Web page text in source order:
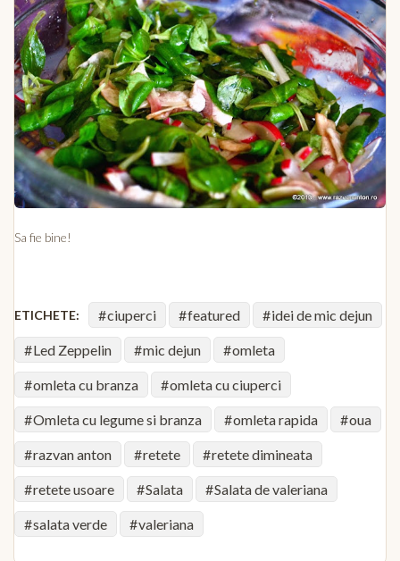
Sa fie bine!
ETICHETE: ciuperci featured idei de mic dejun
Led Zeppelin mic dejun omleta
omleta cu branza omleta cu ciuperci
Omleta cu legume si branza omleta rapida oua
razvan anton retete retete dimineata
retete usoare Salata Salata de valeriana
salata verde valeriana